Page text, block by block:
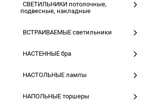
СВЕТИЛЬНИКИ потолочные,
подвесные, накладные
ВСТРАИВАЕМЫЕ светильники
НАСТЕННЫЕ бра
НАСТОЛЬНЫЕ лампы
НАПОЛЬНЫЕ торшеры